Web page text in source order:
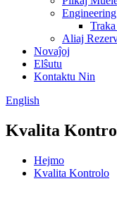
Aliaj
Novaĵoj
Elŝutu
Kontaktu Nin
English
Kvalita
Hejmo
Kvalita Kontrolo